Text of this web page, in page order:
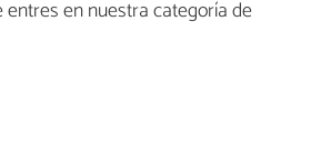
en nuestra categoría de